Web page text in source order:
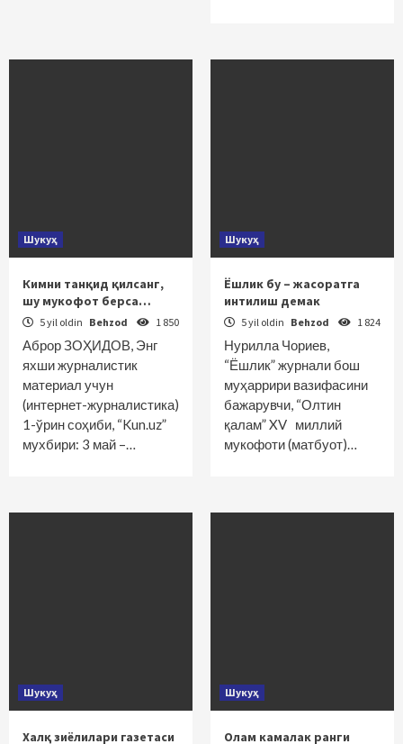
Шукуҳ
Кимни танқид қилсанг,
шу мукофот берса…
5 yil oldin Behzod 1 850
Аброр ЗОҲИДОВ, Энг
яхши журналистик
материал учун
(интернет-журналистика)
1-ўрин соҳиби, “Kun.uz”
мухбири: 3 май –…
Шукуҳ
Ёшлик бу – жасоратга
интилиш демак
5 yil oldin Behzod 1 824
Нурилла Чориев,
“Ёшлик” журнали бош
муҳаррири вазифасини
бажарувчи, “Олтин
қалам” XV миллий
мукофоти (матбуот)…
Шукуҳ
Халқ зиёлилари газетаси
Шукуҳ
Олам камалак ранги